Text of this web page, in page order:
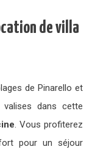
de villa
de Pinarello et
dans cette
. Vous profiterez
pour un séjour